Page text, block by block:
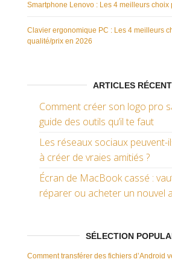
Smartphone Lenovo : Les 4 meilleurs choix
Clavier ergonomique PC : Les 4 meilleurs
qualité/prix en 2026
ARTICLES
Comment créer son logo pro
guide des outils qu’il te faut
Les réseaux sociaux peuvent-
à créer de vraies amitiés ?
Écran de MacBook cassé :
réparer ou acheter un nouvel
SÉLECTION
Comment transférer des fichiers d’Android